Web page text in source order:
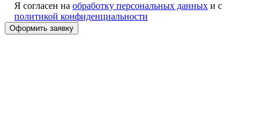
Я согласен на обработку персональных данных и с
политикой конфиденциальности